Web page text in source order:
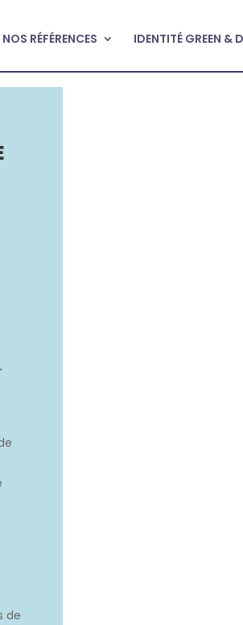
NOS RÉFÉRENCES IDENTITÉ GREEN &
de